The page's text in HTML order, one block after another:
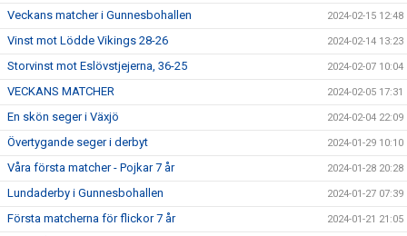
Veckans matcher i Gunnesbohallen 2024-02-15 12:48
Vinst mot Lödde Vikings 28-26 2024-02-14 13:23
Storvinst mot Eslövstjejerna, 36-25 2024-02-07 10:04
VECKANS MATCHER 2024-02-05 17:31
En skön seger i Växjö 2024-02-04 22:09
Övertygande seger i derbyt 2024-01-29 10:10
Våra första matcher - Pojkar 7 år 2024-01-28 20:28
Lundaderby i Gunnesbohallen 2024-01-27 07:39
Första matcherna för flickor 7 år 2024-01-21 21:05